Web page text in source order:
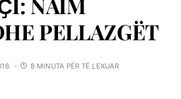
NAIM
PELLAZGËT
8 MINUTA PËR TË LEXUAR